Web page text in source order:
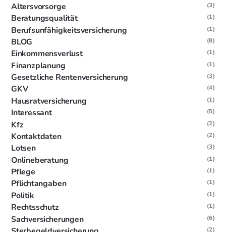
Altersvorsorge (3)
Beratungsqualität (1)
Berufsunfähigkeitsversicherung (1)
BLOG (8)
Einkommensverlust (1)
Finanzplanung (1)
Gesetzliche Rentenversicherung (3)
GKV (4)
Hausratversicherung (1)
Interessant (5)
Kfz (2)
Kontaktdaten (2)
Lotsen (3)
Onlineberatung (1)
Pflege (1)
Pflichtangaben (1)
Politik (1)
Rechtsschutz (1)
Sachversicherungen (6)
(2)